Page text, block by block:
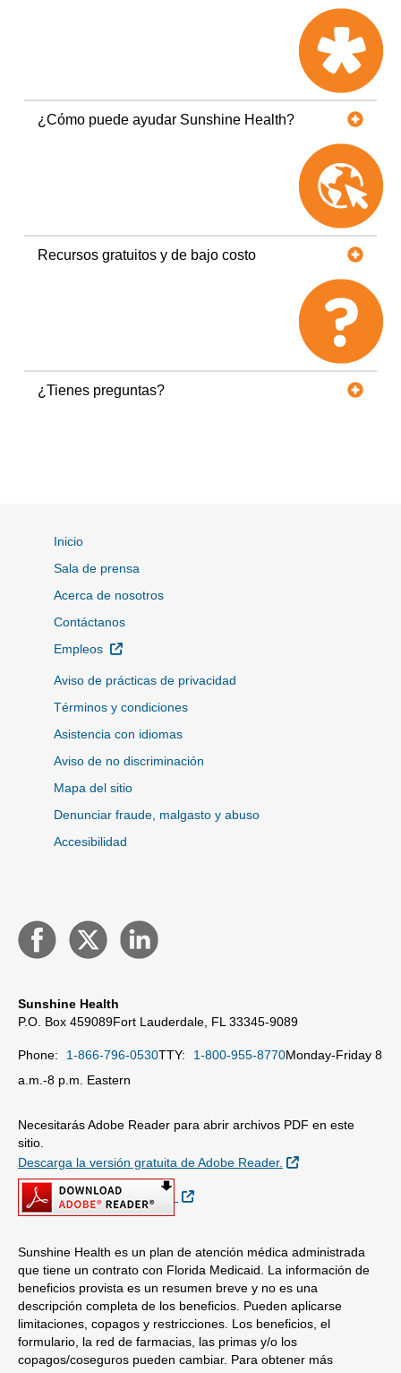
¿Cómo puede ayudar Sunshine Health?
Recursos gratuitos y de bajo costo
¿Tienes preguntas?
Inicio
Sala de prensa
Acerca de nosotros
Contáctanos
Empleos
Sitio Externo
Aviso de prácticas de privacidad
Términos y condiciones
Asistencia con idiomas
Aviso de no discriminación
Mapa del sitio
Denunciar fraude, malgasto y abuso
Accesibilidad
Sunshine Health
P.O. Box 459089Fort Lauderdale, FL 33345-9089
Phone: 1-866-796-0530TTY: 1-800-955-8770Monday-Friday 8
a.m.-8 p.m. Eastern
Necesitarás Adobe Reader para abrir archivos PDF en este
sitio.
Descarga la versión gratuita de Adobe Reader.
Sitio Externo
Sitio Externo
Sunshine Health es un plan de atención médica administrada
que tiene un contrato con Florida Medicaid. La información de
beneficios provista es un resumen breve y no es una
descripción completa de los beneficios. Pueden aplicarse
limitaciones, copagos y restricciones. Los beneficios, el
formulario, la red de farmacias, las primas y/o los
copagos/coseguros pueden cambiar. Para obtener más